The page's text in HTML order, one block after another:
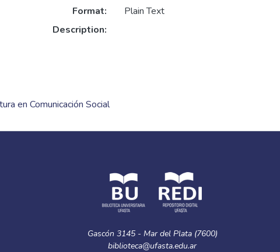
Format:
Plain Text
Description:
en Comunicación Social
Gascón 3145 - Mar del Plata (7600)
biblioteca@ufasta.edu.ar